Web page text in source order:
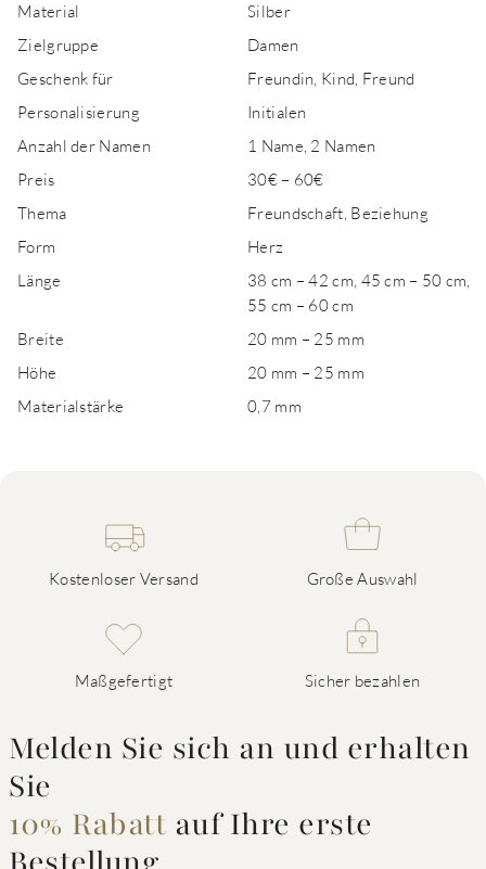
Material
Silber
Zielgruppe
Damen
Geschenk für
Freundin, Kind, Freund
Personalisierung
Initialen
Anzahl der Namen
1 Name, 2 Namen
Preis
30€ – 60€
Thema
Freundschaft, Beziehung
Form
Herz
Länge
38 cm – 42 cm, 45 cm – 50 cm,
55 cm – 60 cm
Breite
20 mm – 25 mm
Höhe
20 mm – 25 mm
Materialstärke
0,7 mm
Kostenloser Versand Große Auswahl
Maßgefertigt Sicher bezahlen
Melden Sie sich an und erhalten
Sie
10% Rabatt auf Ihre erste